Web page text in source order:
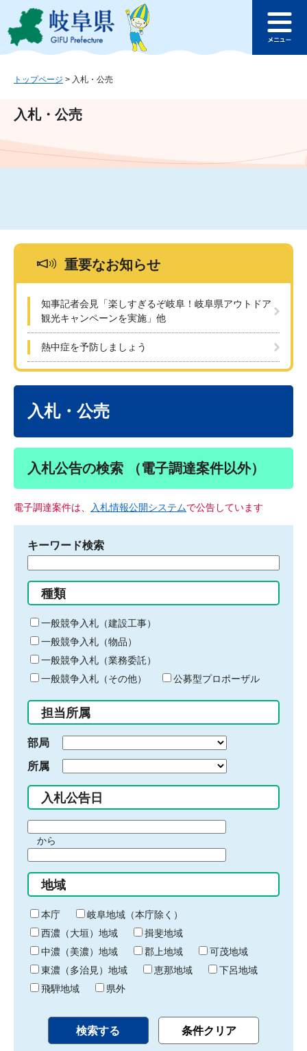
ジ
ュ
文
このページの本文へ
ュ
トップページ > 入札・公売
入札・公売
重要なお知らせ
知事記者会見「楽しすぎるぞ岐阜！岐阜県アウトドア
観光キャンペーンを実施」他
熱中症を予防しましょう
入札・公売
入札公告の検索 （電子調達案件以外）
電子調達案件は、 入札情報公開システムで公告しています
キーワード検索
る
キ
ー
ワ
ー
ド
入
力
種類
一般競争入札（建設工事）
一般競争入札（物品）
一般競争入札（業務委託）
一般競争入札（その他）
公募型プロポーザル
担当所属
部局
所属
入札公告日
間
始
り
から
間
終
わ
り
地域
本庁
岐阜地域（本庁除く）
西濃（大垣）地域
揖斐地域
中濃（美濃）地域
郡上地域
可茂地域
東濃（多治見）地域
恵那地域
下呂地域
飛騨地域
県外